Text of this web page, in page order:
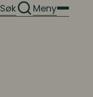
Søk
Meny